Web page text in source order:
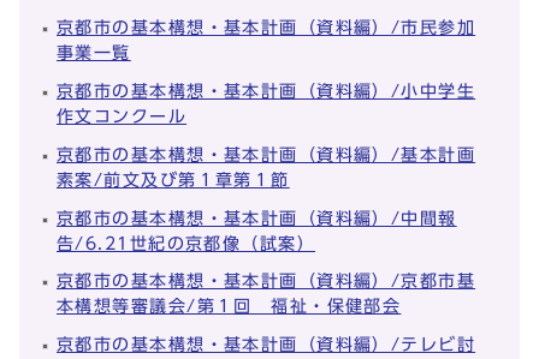
京都市の基本構想・基本計画（資料編）/市民参加
事業一覧
京都市の基本構想・基本計画（資料編）/小中学生
作文コンクール
京都市の基本構想・基本計画（資料編）/基本計画
素案/前文及び第１章第１節
京都市の基本構想・基本計画（資料編）/中間報
告/6.21世紀の京都像（試案）
京都市の基本構想・基本計画（資料編）/京都市基
本構想等審議会/第１回 福祉・保健部会
京都市の基本構想・基本計画（資料編）/テレビ討